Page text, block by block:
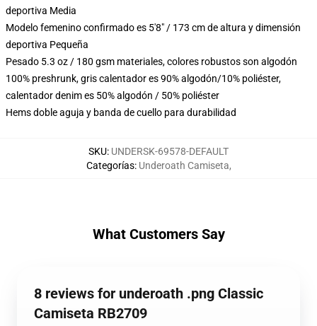
deportiva Media
Modelo femenino confirmado es 5'8" / 173 cm de altura y dimensión
deportiva Pequeña
Pesado 5.3 oz / 180 gsm materiales, colores robustos son algodón
100% preshrunk, gris calentador es 90% algodón/10% poliéster,
calentador denim es 50% algodón / 50% poliéster
Hems doble aguja y banda de cuello para durabilidad
SKU: UNDERSK-69578-DEFAULT
Categorías: Underoath Camiseta,
What Customers Say
8 reviews for underoath .png Classic
Camiseta RB2709